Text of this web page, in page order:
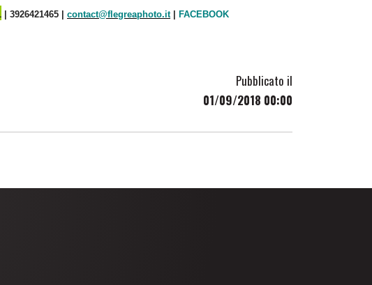
| 3926421465 | contact@flegreaphoto.it| FACEBOOK
Pubblicato il
01/09/2018 00:00